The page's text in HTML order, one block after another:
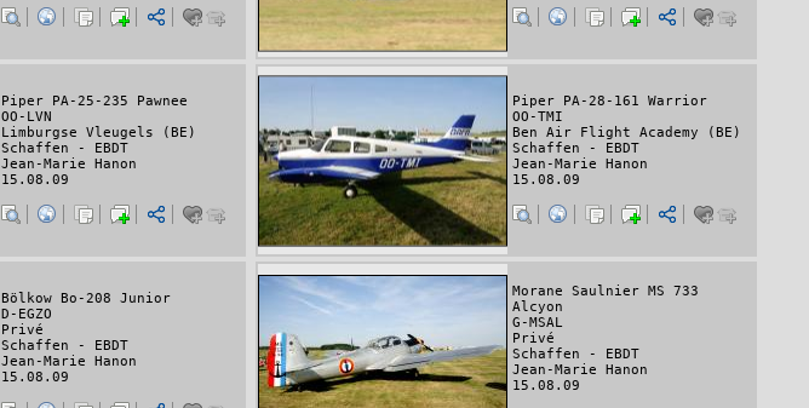
Piper PA-25-235 Pawnee
OO-LVN
Limburgse Vleugels (BE)
Schaffen - EBDT
Jean-Marie Hanon
15.08.09
Piper PA-28-161 Warrior
OO-TMI
Ben Air Flight Academy (BE)
Schaffen - EBDT
Jean-Marie Hanon
15.08.09
Bölkow Bo-208 Junior
D-EGZO
Privé
Schaffen - EBDT
Jean-Marie Hanon
15.08.09
Morane Saulnier MS 733
Alcyon
G-MSAL
Privé
Schaffen - EBDT
Jean-Marie Hanon
15.08.09